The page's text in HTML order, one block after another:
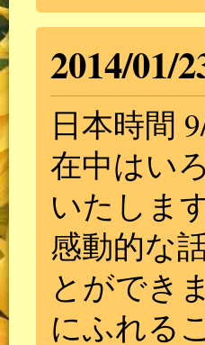
2014/01/
日本時間
在中はい
いたします
感動的な
とができ
にふれる